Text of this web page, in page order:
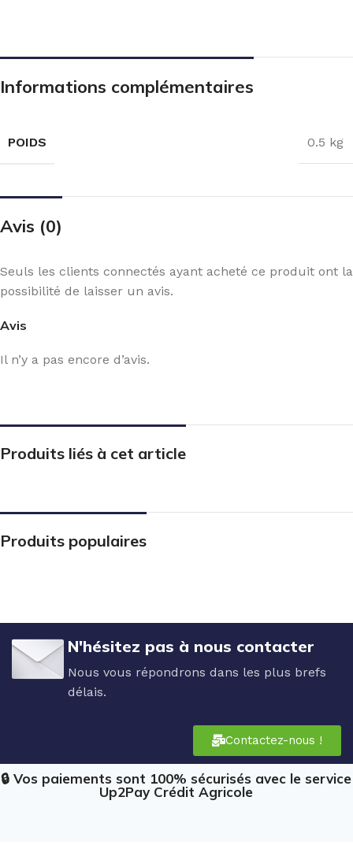
Informations complémentaires
POIDS 0.5 kg
Avis (0)
Avis
Il n’y a pas encore d’avis.
Seuls les clients connectés ayant acheté ce produit ont la
possibilité de laisser un avis.
Produits liés à cet article
Produits populaires
N'hésitez pas à nous contacter
Nous vous répondrons dans les plus brefs
délais.
Contactez-nous !
🔒 Vos paiements sont 100% sécurisés avec le service
Up2Pay Crédit Agricole